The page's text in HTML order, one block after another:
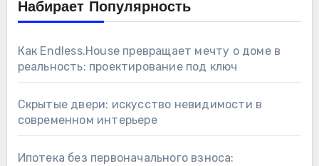
Набирает Популярность
Как Endless.House превращает мечту о доме в
реальность: проектирование под ключ
Скрытые двери: искусство невидимости в
современном интерьере
Ипотека без первоначального взноса: